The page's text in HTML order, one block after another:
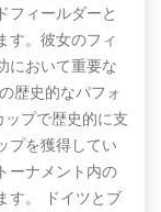
フィールダーと
す。彼女のフィ
において重要な
歴史的なパフォ
プで歴史的に支
プを獲得してい
ーナメント内の
す。 ドイツとブ